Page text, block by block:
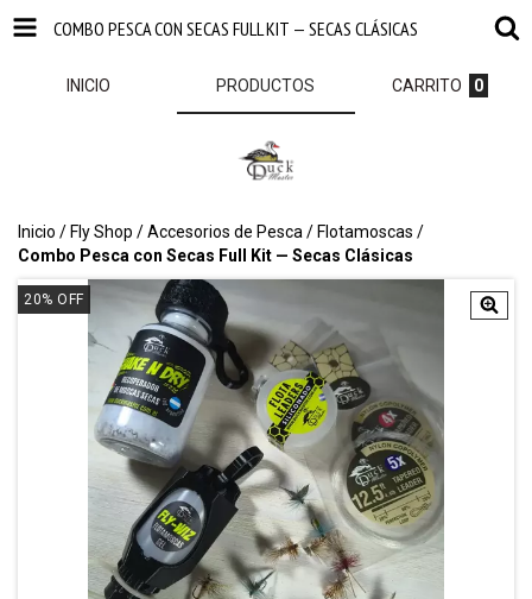
COMBO PESCA CON SECAS FULL KIT — SECAS CLÁSICAS
INICIO PRODUCTOS CARRITO 0
Inicio / Fly Shop /Accesorios de Pesca / Flotamoscas /
Combo Pesca con Secas Full Kit — Secas Clásicas
20% OFF